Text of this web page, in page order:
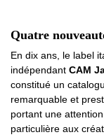
Quatre
En dix ans, le label
indépendant CAM
constitué un
remarquable et
portant une attention
particulière aux